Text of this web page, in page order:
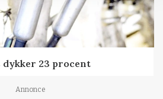
dykker 23 procent
Annonce